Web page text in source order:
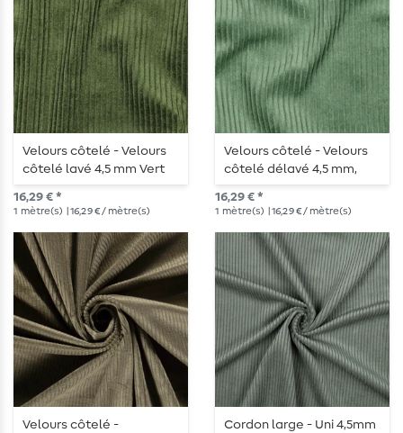
Velours côtelé - Velours
côtelé lavé 4,5 mm Vert
forêt
16,29 € *
1 mètre(s) | 16,29 € / mètre(s)
Velours côtelé - Velours
côtelé délavé 4,5 mm,
Vert menthe foncé
16,29 € *
1 mètre(s) | 16,29 € / mètre(s)
Velours côtelé -
Cordon large - Uni 4,5mm